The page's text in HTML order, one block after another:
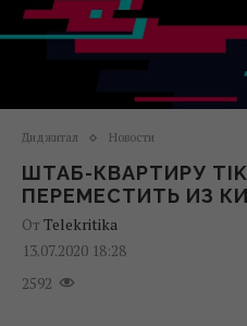
Диджитал Новости
ШТАБ-КВАРТИРУ
ПЕРЕМЕСТИТЬ ИЗ
От Telekritika
13.07.2020 18:28
2592